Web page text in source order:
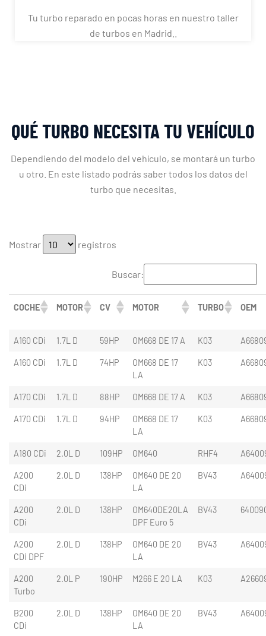
Tu turbo reparado en pocas horas en nuestro taller
de turbos en Madrid..
QUÉ TURBO NECESITA TU VEHÍCULO
Dependiendo del modelo del vehículo, se montará un turbo
u otro. En este listado podrás saber todos los datos del
turbo que necesitas.
Mostrar registros
Buscar:
COCHE MOTOR CV MOTOR TURBO OEM
A160 CDi 1.7L D 59HP OM668 DE 17 A K03
A160 CDi 1.7L D 74HP
OM668 DE 17
LA
K03
A170 CDi 1.7L D 88HP OM668 DE 17 A K03
A170 CDi 1.7L D 94HP
OM668 DE 17
LA
K03
A180 CDi 2.0L D 109HP OM640 RHF4
A200
CDi
2.0L D 138HP
OM640 DE 20
LA
BV43
A200
CDi
2.0L D 138HP
OM640DE20LA
DPF Euro 5
BV43
A200
CDi DPF
2.0L D 138HP
OM640 DE 20
LA
BV43
A200
Turbo
2.0L P 190HP M266 E 20 LA K03
B200
CDi
2.0L D 138HP
OM640 DE 20
LA
BV43